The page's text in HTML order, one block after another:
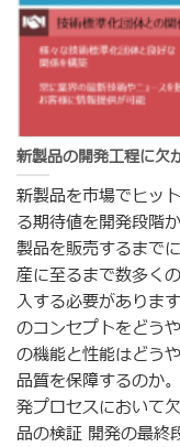
新製品の開発工程に欠
新製品を市場でヒッ
る期待値を開発段階
製品を販売するまで
産に至るまで数多く
入する必要がありま
のコンセプトをどう
の機能と性能はどう
品質を保障するのか
発プロセスにおいて
品の検証 開発の最終